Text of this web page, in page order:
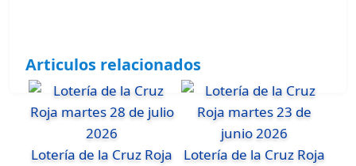
Articulos relacionados
Lotería de la Cruz Roja
Lotería de la Cruz Roja